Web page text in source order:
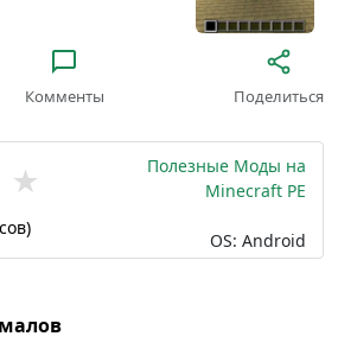
Комменты Поделиться
★
Полезные Моды на
Minecraft PE
OS: Android